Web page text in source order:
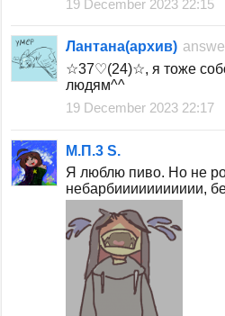
19 December 2023 22:15
Лантана(архив)
☆37♡(24)☆, я тоже
людям^^
19 December 2023 22:17
М.П.3 S.
Я люблю пиво. Но не
небарбиииииииииии,